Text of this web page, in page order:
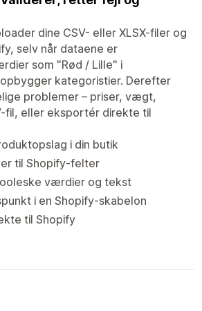
dine CSV- eller XLSX-filer og
selv når dataene er
som "Rød / Lille" i
kategoristier. Derefter
problemer – priser, vægt,
fil, eller eksportér direkte til
i din butik
til Shopify-felter
værdier og tekst
i en Shopify-skabelon
til Shopify